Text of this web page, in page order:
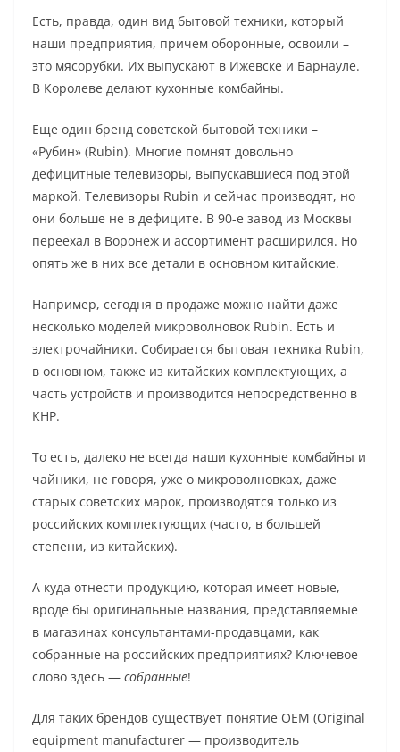
Есть, правда, один вид бытовой техники, который
наши предприятия, причем оборонные, освоили –
это мясорубки. Их выпускают в Ижевске и Барнауле.
В Королеве делают кухонные комбайны.
Еще один бренд советской бытовой техники –
«Рубин» (Rubin). Многие помнят довольно
дефицитные телевизоры, выпускавшиеся под этой
маркой. Телевизоры Rubin и сейчас производят, но
они больше не в дефиците. В 90-е завод из Москвы
переехал в Воронеж и ассортимент расширился. Но
опять же в них все детали в основном китайские.
Например, сегодня в продаже можно найти даже
несколько моделей микроволновок Rubin. Есть и
электрочайники. Собирается бытовая техника Rubin,
в основном, также из китайских комплектующих, а
часть устройств и производится непосредственно в
КНР.
То есть, далеко не всегда наши кухонные комбайны и
чайники, не говоря, уже о микроволновках, даже
старых советских марок, производятся только из
российских комплектующих (часто, в большей
степени, из китайских).
А куда отнести продукцию, которая имеет новые,
вроде бы оригинальные названия, представляемые
в магазинах консультантами-продавцами, как
собранные на российских предприятиях? Ключевое
слово здесь — собранные!
Для таких брендов существует понятие OEM (Original
equipment manufacturer — производитель